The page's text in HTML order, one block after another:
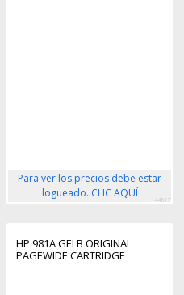
Para ver los precios debe estar
logueado. CLIC AQUÍ
44617
HP 981A GELB ORIGINAL
PAGEWIDE CARTRIDGE